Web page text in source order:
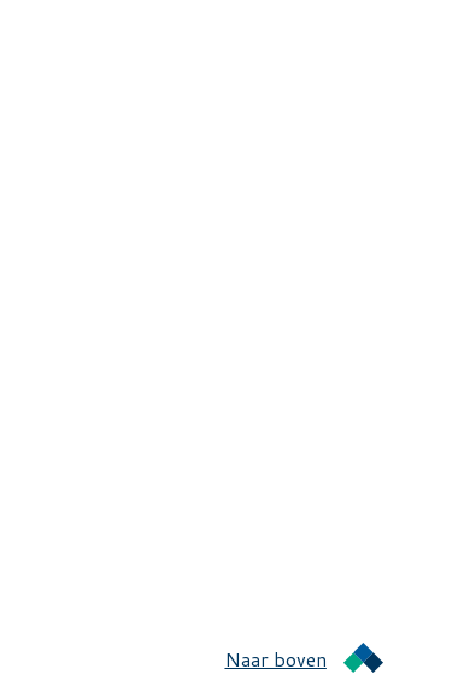
Naar boven